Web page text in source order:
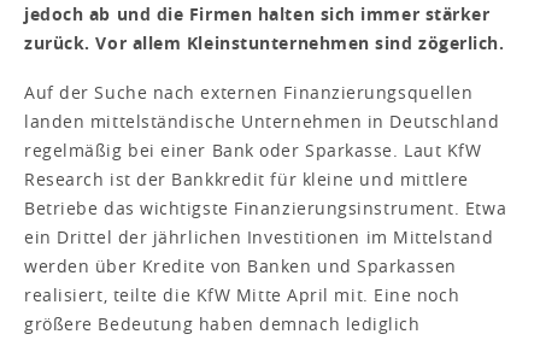
jedoch ab und die Firmen halten sich immer stärker
zurück. Vor allem Kleinstunternehmen sind zögerlich.
Auf der Suche nach externen Finanzierungsquellen
landen mittelständische Unternehmen in Deutschland
regelmäßig bei einer Bank oder Sparkasse. Laut KfW
Research ist der Bankkredit für kleine und mittlere
Betriebe das wichtigste Finanzierungsinstrument. Etwa
ein Drittel der jährlichen Investitionen im Mittelstand
werden über Kredite von Banken und Sparkassen
realisiert, teilte die KfW Mitte April mit. Eine noch
größere Bedeutung haben demnach lediglich